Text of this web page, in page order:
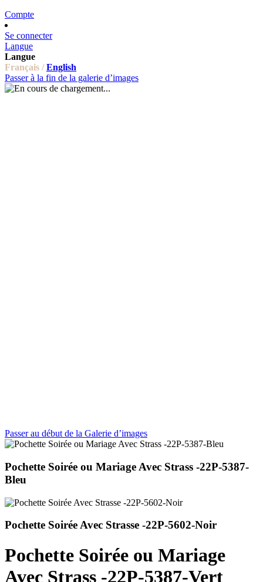
Compte
Se connecter
Langue
Langue
Français / English
Passer à la fin de la galerie d’images
Passer au début de la Galerie d’images
Pochette Soirée ou Mariage Avec Strass -22P-5387-
Bleu
Pochette Soirée Avec Strasse -22P-5602-Noir
Pochette Soirée ou Mariage
Avec Strass -22P-5387-Vert